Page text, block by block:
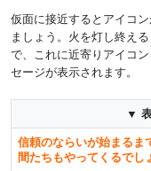
仮面に接近するとアイコ
ましょう。火を灯し終え
で、これに近寄りアイコ
セージが表示されます。
▼
信頼のならいが始まるま
間たちもやってくるでし